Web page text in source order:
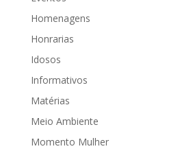
Homenagens
Honrarias
Idosos
Informativos
Matérias
Meio Ambiente
Momento Mulher